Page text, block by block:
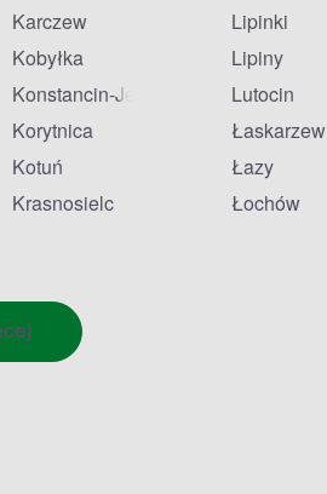
Karczew
Kobyłka
Konstancin-Jeziorna
Korytnica
Kotuń
Krasnosielc
Lipinki
Lipiny
Lutocin
Łaskarzew
Łazy
Łochów